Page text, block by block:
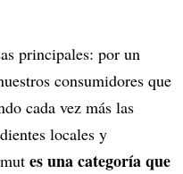
principales: por un
consumidores que
cada vez más las
locales y
es una categoría que